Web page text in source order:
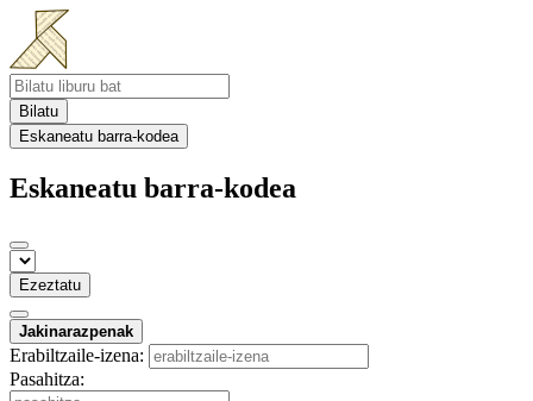
Bilatu
Eskaneatu barra-kodea
Eskaneatu barra-kodea
Ezeztatu
Jakinarazpenak
Erabiltzaile-izena:
Pasahitza: